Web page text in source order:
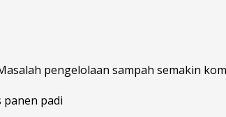
pengelolaan sampah semakin